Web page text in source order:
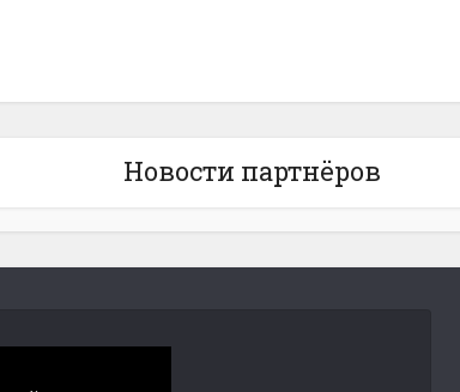
Новости партнёров